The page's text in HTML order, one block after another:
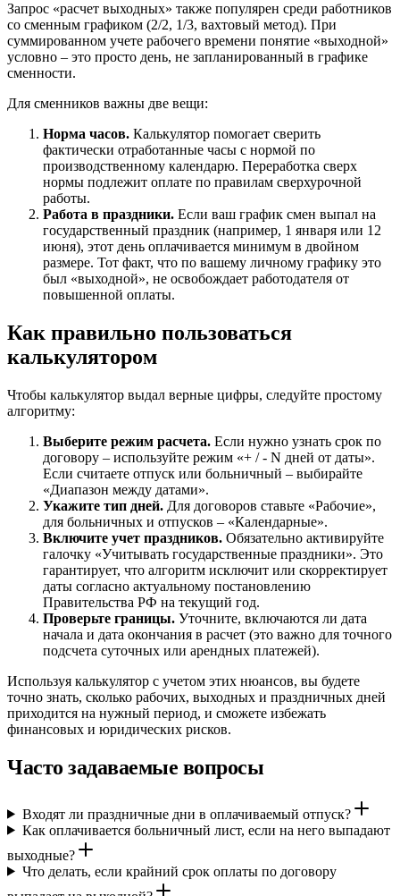
Запрос «расчет выходных» также популярен среди работников
со сменным графиком (2/2, 1/3, вахтовый метод). При
суммированном учете рабочего времени понятие «выходной»
условно – это просто день, не запланированный в графике
сменности.
Для сменников важны две вещи:
Норма часов. Калькулятор помогает сверить
фактически отработанные часы с нормой по
производственному календарю. Переработка сверх
нормы подлежит оплате по правилам сверхурочной
работы.
Работа в праздники. Если ваш график смен выпал на
государственный праздник (например, 1 января или 12
июня), этот день оплачивается минимум в двойном
размере. Тот факт, что по вашему личному графику это
был «выходной», не освобождает работодателя от
повышенной оплаты.
Как правильно пользоваться
калькулятором
Чтобы калькулятор выдал верные цифры, следуйте простому
алгоритму:
Выберите режим расчета. Если нужно узнать срок по
договору – используйте режим «+ / - N дней от даты».
Если считаете отпуск или больничный – выбирайте
«Диапазон между датами».
Укажите тип дней. Для договоров ставьте «Рабочие»,
для больничных и отпусков – «Календарные».
Включите учет праздников. Обязательно активируйте
галочку «Учитывать государственные праздники». Это
гарантирует, что алгоритм исключит или скорректирует
даты согласно актуальному постановлению
Правительства РФ на текущий год.
Проверьте границы. Уточните, включаются ли дата
начала и дата окончания в расчет (это важно для точного
подсчета суточных или арендных платежей).
Используя калькулятор с учетом этих нюансов, вы будете
точно знать, сколько рабочих, выходных и праздничных дней
приходится на нужный период, и сможете избежать
финансовых и юридических рисков.
Часто задаваемые вопросы
Входят ли праздничные дни в оплачиваемый отпуск?
Как оплачивается больничный лист, если на него выпадают
выходные?
Что делать, если крайний срок оплаты по договору